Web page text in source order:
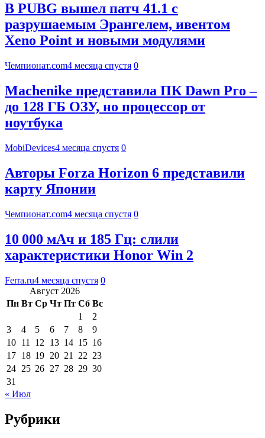
В PUBG вышел патч 41.1 с
разрушаемым Эрангелем, ивентом
Xeno Point и новыми модулями
Чемпионат.com4 месяца спустя 0
Machenike представила ПК Dawn Pro –
до 128 ГБ ОЗУ, но процессор от
ноутбука
MobiDevices4 месяца спустя 0
Авторы Forza Horizon 6 представили
карту Японии
Чемпионат.com4 месяца спустя 0
10 000 мАч и 185 Гц: слили
характеристики Honor Win 2
Ferra.ru4 месяца спустя 0
Август 2026
Пн Вт Ср Чт Пт Сб Вс
1
2
3
4 5 6 7 8
9
10 11 12 13 14 15 16
17 18 19 20 21 22 23
24 25 26 27 28 29 30
31
« Июл
Рубрики